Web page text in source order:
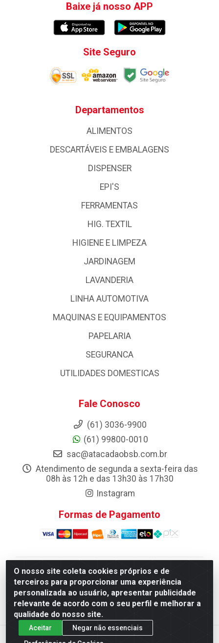
O nosso site coleta cookies próprios e de
terceiros para proporcionar uma experiência
personalizada ao usuário, apresentar publicidade
relevante de acordo com o seu perfil e melhorar a
qualidade do nosso site.
Aceitar
Negar não essenciais
Baixe já nosso APP
Site Seguro
Departamentos
ALIMENTOS
DESCARTÁVEIS E EMBALAGENS
DISPENSER
EPI'S
FERRAMENTAS
HIG. TEXTIL
HIGIENE E LIMPEZA
JARDINAGEM
LAVANDERIA
LINHA AUTOMOTIVA
MAQUINAS E EQUIPAMENTOS
PAPELARIA
SEGURANCA
UTILIDADES DOMESTICAS
Fale Conosco
(61) 3036-9900
(61) 99800-0010
sac@atacadaobsb.com.br
Atendimento de segunda a sexta-feira das
08h às 12h e das 13h30 às 17h30
Instagram
Formas de Pagamento
Atacadao da Limpeza F. Pereira Queiroz Comercio e
Distribuicao LTDA - Quadra Qi 10 Lotes 39 e, 41 - Setor
Industrial (Taguatinga), Brasília/DF - CEP 72.135-100 -
CNPJ 13.184.675/0001-80